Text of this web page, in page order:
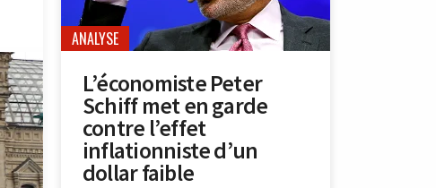
ANALYSE
L’économiste Peter
Schiff met en garde
contre l’effet
inflationniste d’un
dollar faible